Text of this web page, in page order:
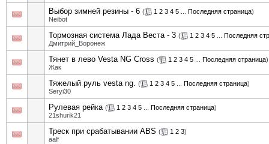
Выбор зимней резины - 6 ( 1 2 3 4 5 Последняя страница)
Neibot
Тормозная система Лада Веста - 3 ( 1 2 3 4 5
Последняя
Дмитрий_Воронеж
Тянет в лево Vesta NG Cross ( 1 2 3 4 5 Последняя страница)
Жак
Тяжелый руль vesta ng. ( 1 2 3 4 5 Последняя страница)
Seryi30
Рулевая рейка ( 1 2 3 4 5 Последняя страница)
21shurik21
Треск при срабатывании ABS ( 1 2 3)
aalf